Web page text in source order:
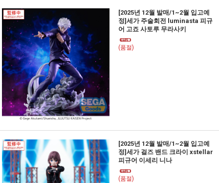
[2025년 12월 발매/1~2월 입고예
정]세가 주술회전 luminasta 피규
어 고죠 사토루 무라사키
(품절)
[2025년 12월 발매/1~2월 입고예
정]세가 걸즈 밴드 크라이 xstellar
피규어 이세리 니나
(품절)